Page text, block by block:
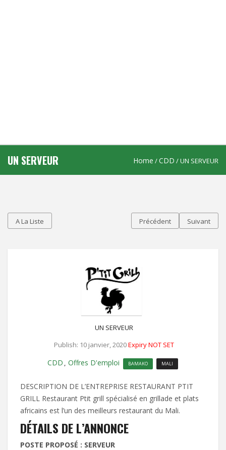
UN SERVEUR Home /CDD / UN SERVEUR
A La Liste Précédent Suivant
UN SERVEUR
Publish: 10 janvier, 2020Expiry NOT SET
CDD , Offres D'emploi BAMAKO MALI
DESCRIPTION DE L’ENTREPRISE RESTAURANT PTIT
GRILL Restaurant Ptit grill spécialisé en grillade et plats
africains est l’un des meilleurs restaurant du Mali.
DÉTAILS DE L’ANNONCE
POSTE PROPOSÉ : SERVEUR